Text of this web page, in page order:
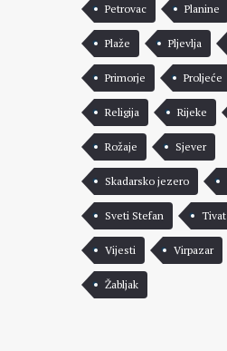
Petrovac Planine
Plaže Pljevlja
Primorje Proljeće
Religija Rijeke
Rožaje Sjever
Skadarsko jezero
Sveti Stefan Tivat
Vijesti Virpazar
Žabljak